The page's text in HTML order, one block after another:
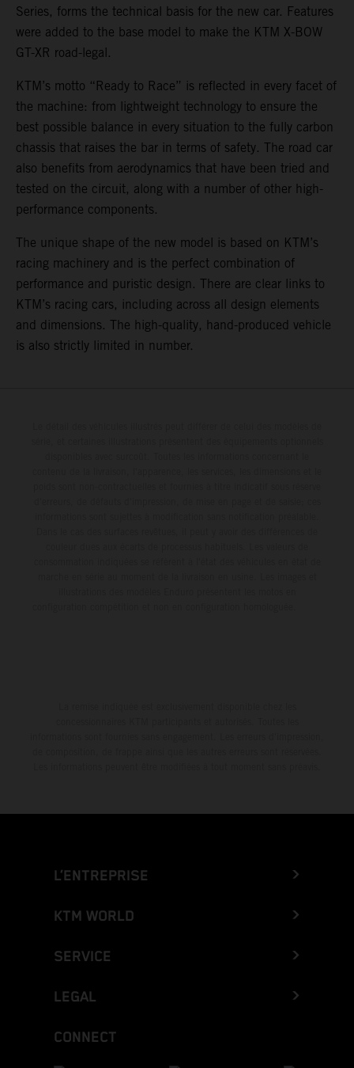
Series, forms the technical basis for the new car. Features
were added to the base model to make the KTM X-BOW
GT-XR road-legal.
KTM’s motto “Ready to Race” is reflected in every facet of
the machine: from lightweight technology to ensure the
best possible balance in every situation to the fully carbon
chassis that raises the bar in terms of safety. The road car
also benefits from aerodynamics that have been tried and
tested on the circuit, along with a number of other high-
performance components.
The unique shape of the new model is based on KTM’s
racing machinery and is the perfect combination of
performance and puristic design. There are clear links to
KTM’s racing cars, including across all design elements
and dimensions. The high-quality, hand-produced vehicle
is also strictly limited in number.
L’ENTREPRISE
KTM WORLD
SERVICE
LEGAL
CONNECT